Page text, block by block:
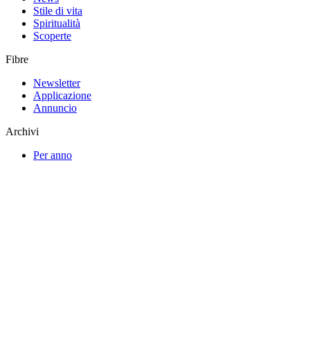
Stile di vita
Spiritualità
Scoperte
Fibre
Newsletter
Applicazione
Annuncio
Archivi
Per anno